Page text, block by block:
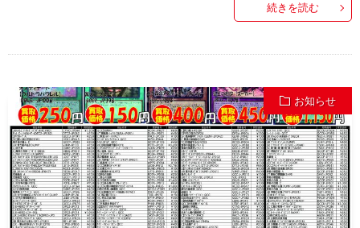
続きを読む
お知らせ